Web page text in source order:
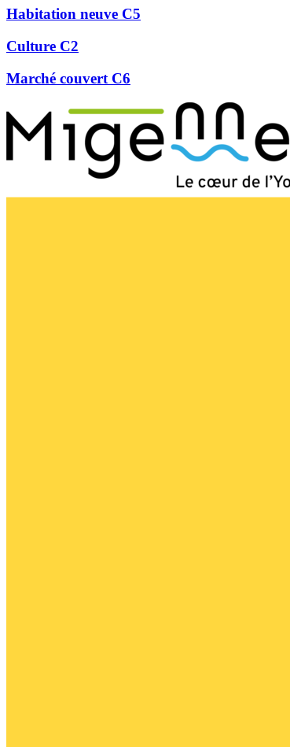
Habitation neuve C5
Culture C2
Marché couvert C6
Précédent
Suivant